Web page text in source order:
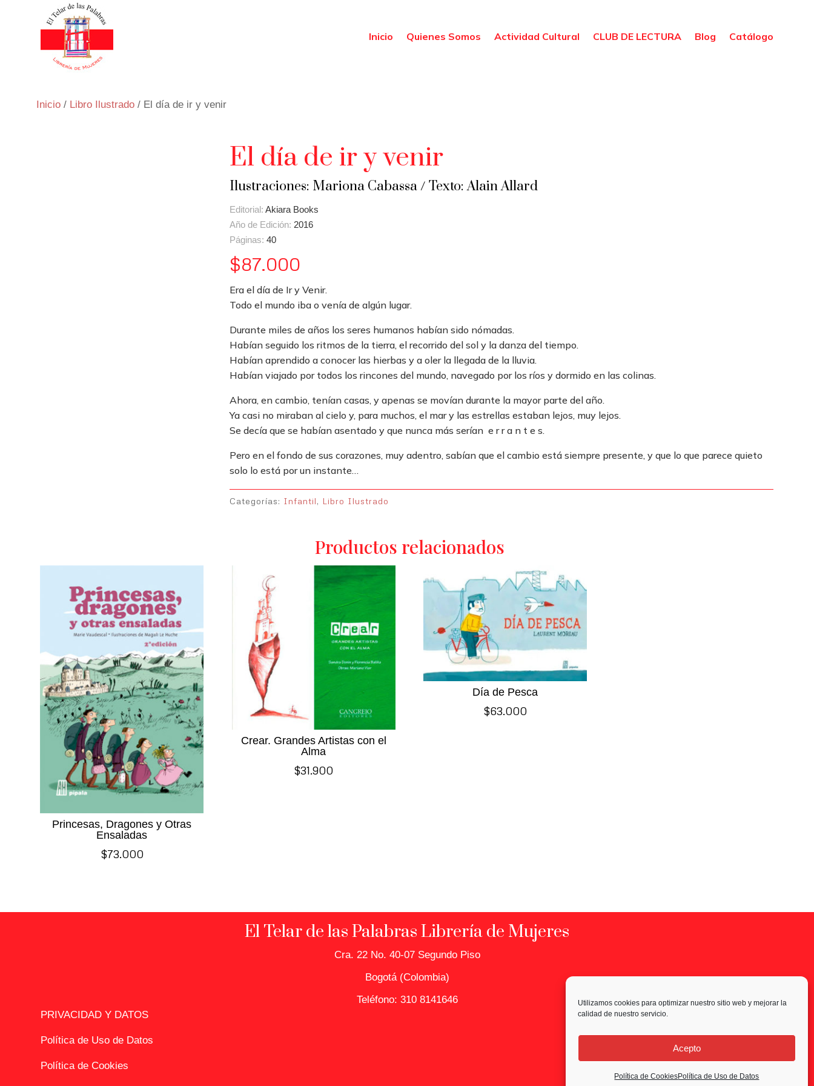
Utilizamos cookies para optimizar nuestro sitio web y mejorar la
calidad de nuestro servicio.
Acepto
Política de CookiesPolítica de Uso de Datos
Inicio Quienes Somos Actividad Cultural CLUB DE LECTURA Blog Catálogo
Inicio / Libro Ilustrado / El día de ir y venir
El día de ir y venir
Ilustraciones: Mariona Cabassa / Texto: Alain Allard
Editorial: Akiara Books
Año de Edición: 2016
Páginas: 40
$87.000
Era el día de Ir y Venir.
Todo el mundo iba o venía de algún lugar.
Durante miles de años los seres humanos habían sido nómadas.
Habían seguido los ritmos de la tierra, el recorrido del sol y la danza del tiempo.
Habían aprendido a conocer las hierbas y a oler la llegada de la lluvia.
Habían viajado por todos los rincones del mundo, navegado por los ríos y dormido en las colinas.
Ahora, en cambio, tenían casas, y apenas se movían durante la mayor parte del año.
Ya casi no miraban al cielo y, para muchos, el mar y las estrellas estaban lejos, muy lejos.
Se decía que se habían asentado y que nunca más serían e r r a n t e s.
Pero en el fondo de sus corazones, muy adentro, sabían que el cambio está siempre presente, y que lo que parece quieto
solo lo está por un instante…
Categorías: Infantil, Libro Ilustrado
Productos relacionados
Princesas, Dragones y Otras
Ensaladas
$73.000
Crear. Grandes Artistas con el
Alma
$31.900
Día de Pesca
$63.000
El Telar de las Palabras Librería de Mujeres
Cra. 22 No. 40-07 Segundo Piso
Bogotá (Colombia)
Teléfono: 310 8141646
PRIVACIDAD Y DATOS
Política de Uso de Datos
Política de Cookies